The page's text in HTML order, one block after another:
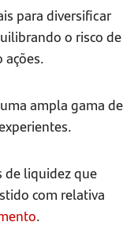
para diversificar
o risco de
ampla gama de
de liquidez que
com relativa
.